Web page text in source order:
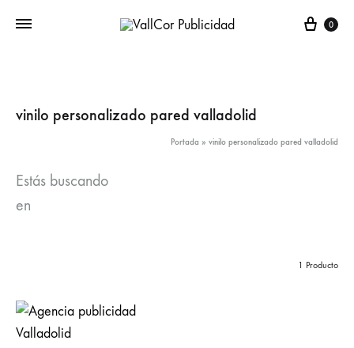
Carro
0
vinilo personalizado pared valladolid
Portada » vinilo personalizado pared valladolid
Estás buscando
en
1 Producto